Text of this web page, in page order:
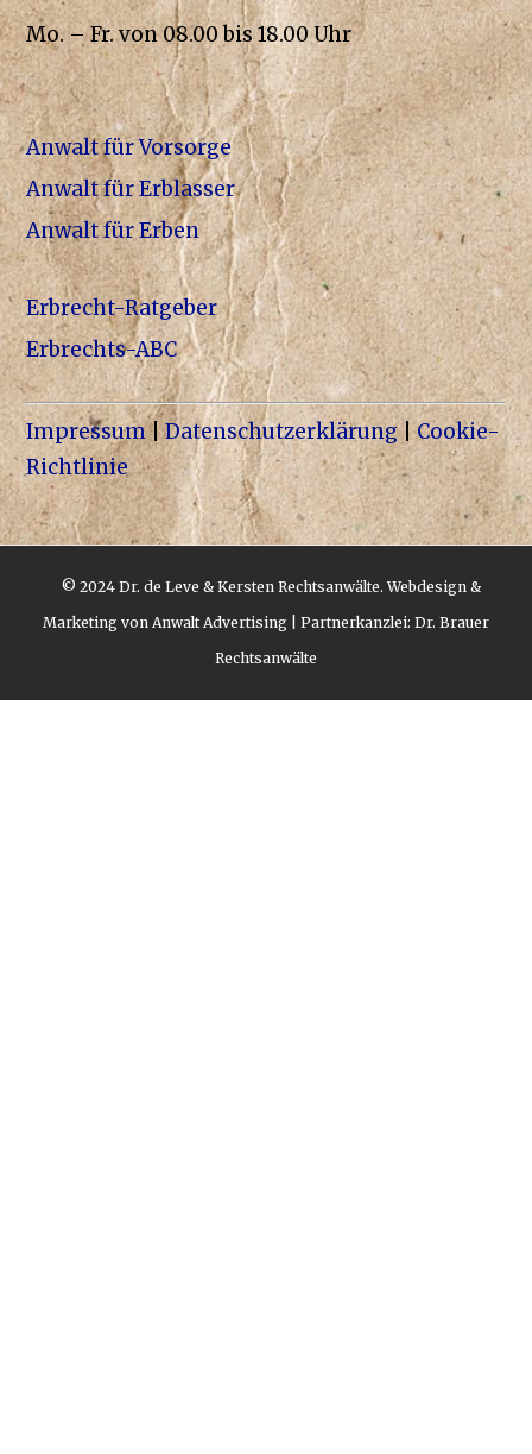
Mo. – Fr. von 08.00 bis 18.00 Uhr
Anwalt für Vorsorge
Anwalt für Erblasser
Anwalt für Erben
Erbrecht-Ratgeber
Erbrechts-ABC
Impressum|Datenschutzerklärung|Cookie-
Richtlinie
© 2024 Dr. de Leve & Kersten Rechtsanwälte. Webdesign &
Marketing von Anwalt Advertising | Partnerkanzlei: Dr. Brauer
Rechtsanwälte